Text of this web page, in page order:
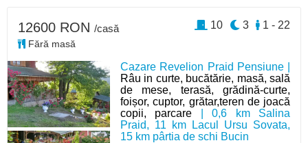
Cazare Revelion Praid Pensiune |
Râu in curte, bucătărie, masă, sală
de mese, terasă, grădină-curte,
foișor, cuptor, grătar,teren de joacă
copii, parcare | 0,6 km Salina
Praid, 11 km Lacul Ursu Sovata,
15 km pârtia de schi Bucin
12600 RON /casă
Fără masă
1 - 22
3
10